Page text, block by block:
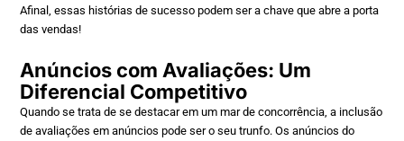
Afinal, essas histórias de sucesso podem ser a chave que abre a porta
das vendas!
Anúncios com Avaliações: Um
Diferencial Competitivo
Quando se trata de se destacar em um mar de concorrência, a inclusão
de avaliações em anúncios pode ser o seu trunfo. Os anúncios do